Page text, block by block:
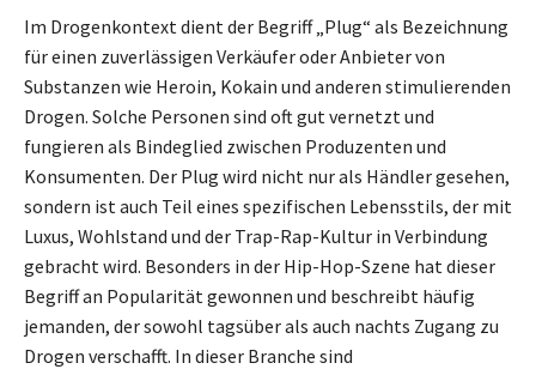
Im Drogenkontext dient der Begriff „Plug“ als Bezeichnung
für einen zuverlässigen Verkäufer oder Anbieter von
Substanzen wie Heroin, Kokain und anderen stimulierenden
Drogen. Solche Personen sind oft gut vernetzt und
fungieren als Bindeglied zwischen Produzenten und
Konsumenten. Der Plug wird nicht nur als Händler gesehen,
sondern ist auch Teil eines spezifischen Lebensstils, der mit
Luxus, Wohlstand und der Trap-Rap-Kultur in Verbindung
gebracht wird. Besonders in der Hip-Hop-Szene hat dieser
Begriff an Popularität gewonnen und beschreibt häufig
jemanden, der sowohl tagsüber als auch nachts Zugang zu
Drogen verschafft. In dieser Branche sind